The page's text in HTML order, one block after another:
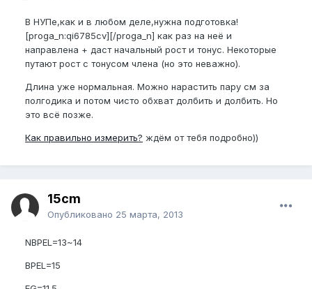
В НУПе,как и в любом деле,нужна подготовка!
[proga_n:qi6785cv][/proga_n] как раз на неё и
направлена + даст начальный рост и тонус. Некоторые
путают рост с тонусом члена (но это неважно).
Длина уже нормальная. Можно нарастить пару см за
полгодика и потом чисто обхват долбить и долбить. Но
это всё позже.
Как правильно измерить? ждём от тебя подробно))
15cm
Опубликовано 25 марта, 2013
NBPEL=13~14
BPEL=15